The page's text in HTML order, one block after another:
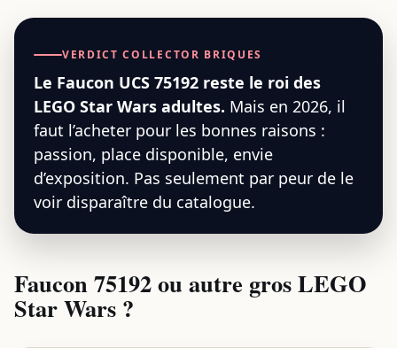
VERDICT COLLECTOR BRIQUES
Le Faucon UCS 75192 reste le roi des
LEGO Star Wars adultes. Mais en 2026, il
faut l’acheter pour les bonnes raisons :
passion, place disponible, envie
d’exposition. Pas seulement par peur de le
voir disparaître du catalogue.
Faucon 75192 ou autre gros LEGO
Star Wars ?